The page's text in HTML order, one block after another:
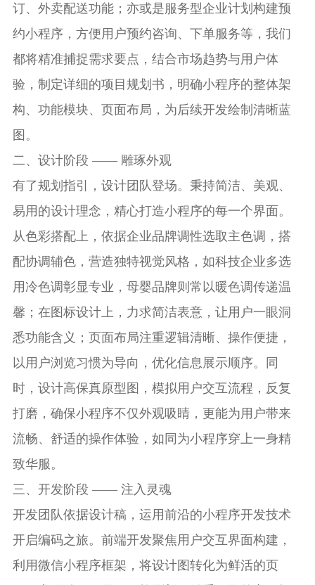
订、外卖配送功能；亦或是服务型企业计划构建预
约小程序，方便用户预约咨询、下单服务等，我们
都将精准捕捉需求要点，结合市场趋势与用户体
验，制定详细的项目规划书，明确小程序的整体架
构、功能模块、页面布局，为后续开发绘制清晰蓝
图。
二、设计阶段 —— 雕琢外观
有了规划指引，设计团队登场。秉持简洁、美观、
易用的设计理念，精心打造小程序的每一个界面。
从色彩搭配上，依据企业品牌调性选取主色调，搭
配协调辅色，营造独特视觉风格，如科技企业多选
用冷色调彰显专业，母婴品牌则常以暖色调传递温
馨；在图标设计上，力求简洁表意，让用户一眼洞
悉功能含义；页面布局注重逻辑清晰、操作便捷，
以用户浏览习惯为导向，优化信息展示顺序。同
时，设计高保真原型图，模拟用户交互流程，反复
打磨，确保小程序不仅外观吸睛，更能为用户带来
流畅、舒适的操作体验，如同为小程序穿上一身精
致华服。
三、开发阶段 —— 注入灵魂
开发团队依据设计稿，运用前沿的小程序开发技术
开启编码之旅。前端开发聚焦用户交互界面构建，
利用微信小程序框架，将设计图转化为鲜活的页